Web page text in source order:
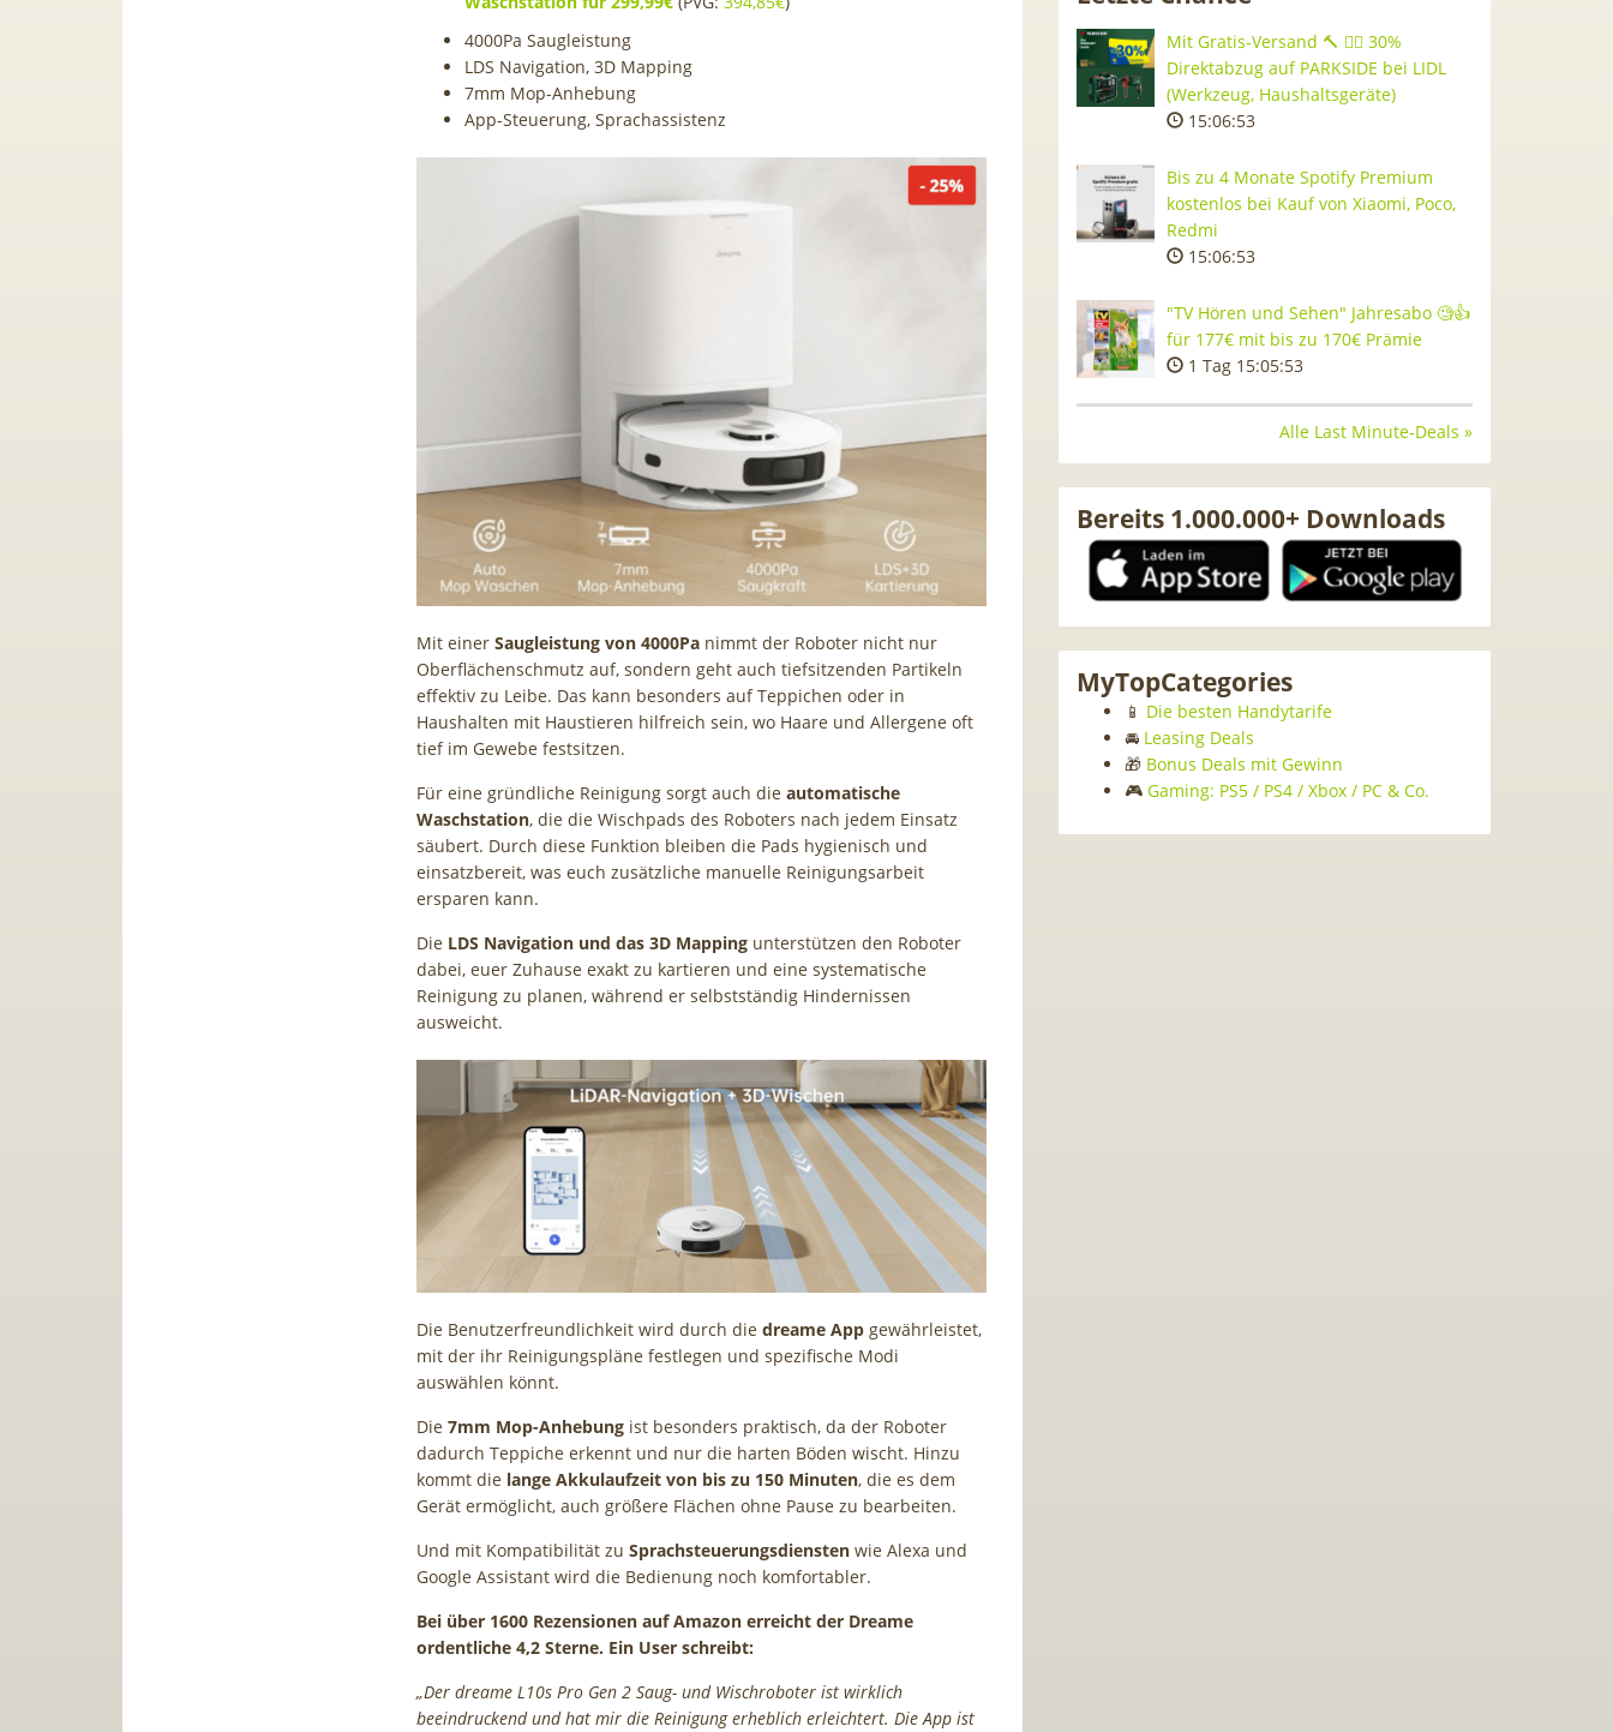
4000Pa Saugleistung
LDS Navigation, 3D Mapping
7mm Mop-Anhebung
App-Steuerung, Sprachassistenz
Mit einer Saugleistung von 4000Pa nimmt der Roboter nicht nur
Oberflächenschmutz auf, sondern geht auch tiefsitzenden Partikeln
effektiv zu Leibe. Das kann besonders auf Teppichen oder in
Haushalten mit Haustieren hilfreich sein, wo Haare und Allergene oft
tief im Gewebe festsitzen.
Für eine gründliche Reinigung sorgt auch die automatische
Waschstation, die die Wischpads des Roboters nach jedem Einsatz
säubert. Durch diese Funktion bleiben die Pads hygienisch und
einsatzbereit, was euch zusätzliche manuelle Reinigungsarbeit
ersparen kann.
Die LDS Navigation und das 3D Mapping unterstützen den Roboter
dabei, euer Zuhause exakt zu kartieren und eine systematische
Reinigung zu planen, während er selbstständig Hindernissen
ausweicht.
Die Benutzerfreundlichkeit wird durch die dreame App gewährleistet,
mit der ihr Reinigungspläne festlegen und spezifische Modi
auswählen könnt.
Die 7mm Mop-Anhebung ist besonders praktisch, da der Roboter
dadurch Teppiche erkennt und nur die harten Böden wischt. Hinzu
kommt die lange Akkulaufzeit von bis zu 150 Minuten, die es dem
Gerät ermöglicht, auch größere Flächen ohne Pause zu bearbeiten.
Und mit Kompatibilität zu Sprachsteuerungsdiensten wie Alexa und
Google Assistant wird die Bedienung noch komfortabler.
Bei über 1600 Rezensionen auf Amazon erreicht der Dreame
ordentliche 4,2 Sterne. Ein User schreibt:
„Der dreame L10s Pro Gen 2 Saug- und Wischroboter ist wirklich
beeindruckend und hat mir die Reinigung erheblich erleichtert. Die App ist
Mit Gratis-Versand 🔨 👷‍♂️ 30%
Direktabzug auf PARKSIDE bei LIDL
(Werkzeug, Haushaltsgeräte)
15:06:52
Bis zu 4 Monate Spotify Premium
kostenlos bei Kauf von Xiaomi, Poco,
Redmi
15:06:52
"TV Hören und Sehen" Jahresabo 🧐👍
für 177€ mit bis zu 170€ Prämie
1 Tag 15:05:52
Alle Last Minute-Deals »
Bereits 1.000.000+ Downloads
MyTopCategories
📱 Die besten Handytarife
🚘 Leasing Deals
🎁 Bonus Deals mit Gewinn
🎮 Gaming: PS5 / PS4 / Xbox / PC & Co.